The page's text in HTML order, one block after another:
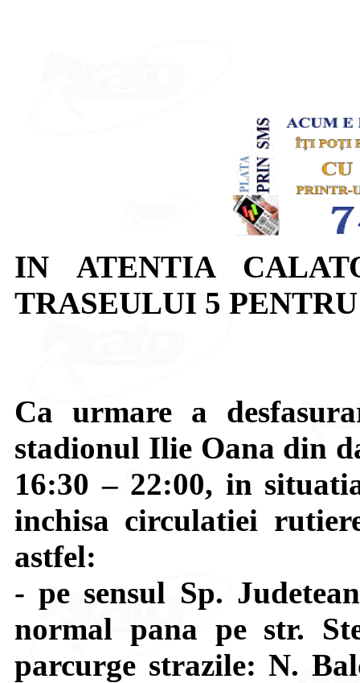
IN ATENTIA
TRASEULUI 5
Ca urmare a
stadionul Ilie Oana din
16:30 – 22:00, in
inchisa circulatiei
astfel:
- pe sensul Sp.
normal pana pe str.
parcurge strazile: N.